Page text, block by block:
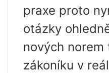
praxe proto
otázky
nových norem
zákoníku v